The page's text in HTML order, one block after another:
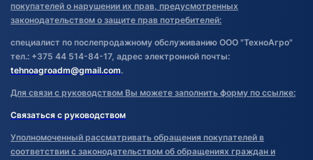
покупателей о нарушении их прав, предусмотренных
законодательством о защите прав потребителей:
специалист по послепродажному обслуживанию ООО "ТехноАгро"
тел.: +375 44 514-84-17, адрес электронной почты:
tehnoagroadm@gmail.com.
Для связи с руководством Вы можете заполнить форму по ссылке:
Связаться с руководством
Уполномоченный рассматривать обращения покупателей в
соответствии с законодательством об обращениях граждан и